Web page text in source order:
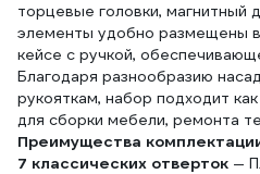
торцевые головки, магнитный
элементы удобно размещены
кейсе с ручкой,
Благодаря разнообразию
рукояткам, набор подходит
для сборки мебели, ремонта
Преимущества
7 классических отверток —